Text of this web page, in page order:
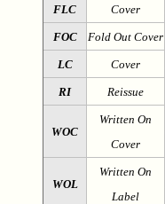
FLC Cover
FOC Fold Out Cover
LC Cover
RI Reissue
WOC
Written On
Cover
WOL
Written On
Label